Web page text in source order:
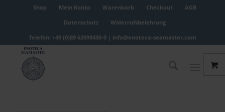
Shop Mein Konto Warenkorb Checkout
AGB
Datenschutz
Widerrufsbelehrung
Telefon: +49 (0)89 62099430-0 | info@enoteca-seamaster.com